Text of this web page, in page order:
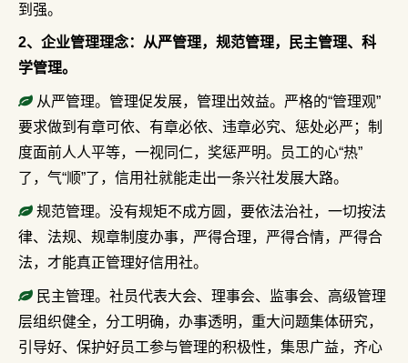
到强。
2、企业管理理念：从严管理，规范管理，民主管理、科
学管理。
从严管理。管理促发展，管理出效益。严格的“管理观”
要求做到有章可依、有章必依、违章必究、惩处必严；制
度面前人人平等，一视同仁，奖惩严明。员工的心“热”
了，气“顺”了，信用社就能走出一条兴社发展大路。
规范管理。没有规矩不成方圆，要依法治社，一切按法
律、法规、规章制度办事，严得合理，严得合情，严得合
法，才能真正管理好信用社。
民主管理。社员代表大会、理事会、监事会、高级管理
层组织健全，分工明确，办事透明，重大问题集体研究，
引导好、保护好员工参与管理的积极性，集思广益，齐心